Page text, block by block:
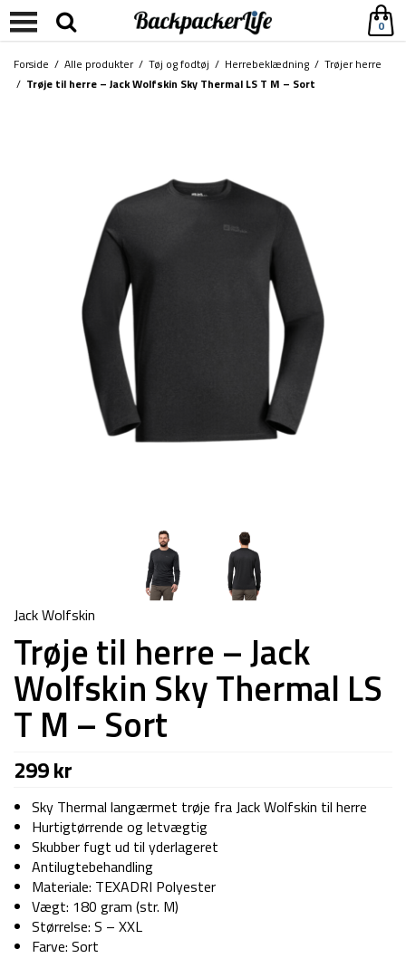
0
Forside / Alle produkter/ Tøj og fodtøj / Herrebeklædning / Trøjer herre
/ Trøje til herre – Jack Wolfskin Sky Thermal LS T M – Sort
Jack Wolfskin
Trøje til herre – Jack
Wolfskin Sky Thermal LS
T M – Sort
299kr
Sky Thermal langærmet trøje fra Jack Wolfskin til herre
Hurtigtørrende og letvægtig
Skubber fugt ud til yderlageret
Antilugtebehandling
Materiale: TEXADRI Polyester
Vægt: 180 gram (str. M)
Størrelse: S – XXL
Farve: Sort